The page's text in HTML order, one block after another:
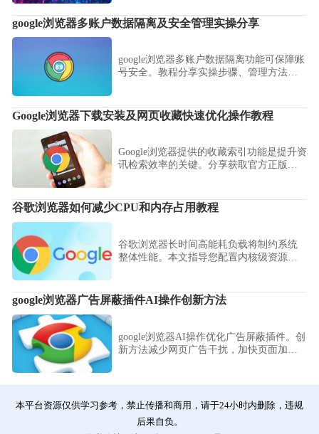
google浏览器多账户数据隔离及安全管理实操分享
google浏览器多账户数据隔离功能可保障账
号安全。教程分享实操步骤、管理方法及
Google浏览器下载安装及网页收藏快速优化操作教程
Google浏览器提供的收藏索引功能是提升资
讯检索效率的关键。分享获取官方正版资
录的方法，助您在完成下载后快速建立高
效的收藏夹管理体系，让海量网页资源井
谷歌浏览器如何减少CPU和内存占用教程
谷歌浏览器长时间高能耗负载将制约系统
整体性能。本文指导您配置内核级资源配
致流畅度。
google浏览器广告屏蔽插件AI操作创新方法
google浏览器AI操作优化广告屏蔽插件。创
新方法减少网页广告干扰，加快页面加
本平台资源仅供学习参考，禁止传播和商用，请于24小时内删除，违规
后果自负。